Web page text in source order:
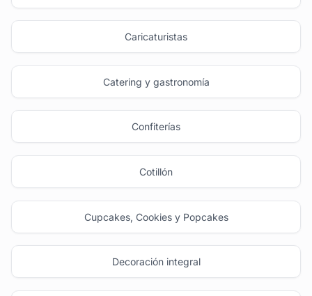
Caricaturistas
Catering y gastronomía
Confiterías
Cotillón
Cupcakes, Cookies y Popcakes
Decoración integral